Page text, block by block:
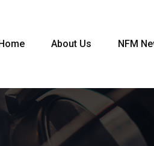
About Us NFM